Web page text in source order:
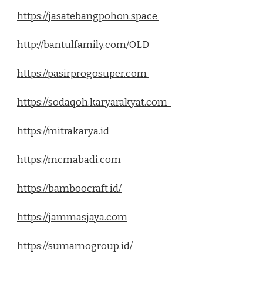
https://jasatebangpohon.space
http://bantulfamily.com/OLD
https://pasirprogosuper.com
https://sodaqoh.karyarakyat.com
https://mitrakarya.id
https://mcmabadi.com
https://bamboocraft.id/
https://jammasjaya.com
https://sumarnogroup.id/